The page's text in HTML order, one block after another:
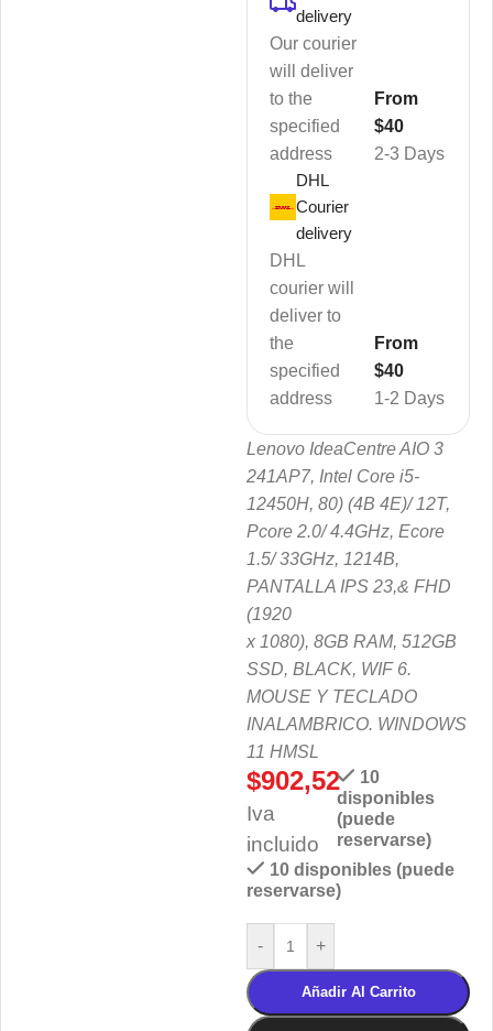
delivery
Our courier
will deliver
to the
specified
address
2-3 Days
From
$40
DHL
Courier
delivery
DHL
courier will
deliver to
the
specified
address
1-2 Days
From
$40
Lenovo IdeaCentre AIO 3
241AP7, Intel Core i5-
12450H, 80) (4B 4E)/ 12T,
Pcore 2.0/ 4.4GHz, Ecore
1.5/ 33GHz, 1214B,
PANTALLA IPS 23,& FHD
(1920
x 1080), 8GB RAM, 512GB
SSD, BLACK, WIF 6.
MOUSE Y TECLADO
INALAMBRICO. WINDOWS
11 HMSL
$902,52
Iva
incluido
10
disponibles
(puede
reservarse)
10 disponibles (puede
reservarse)
- +
Añadir Al Carrito